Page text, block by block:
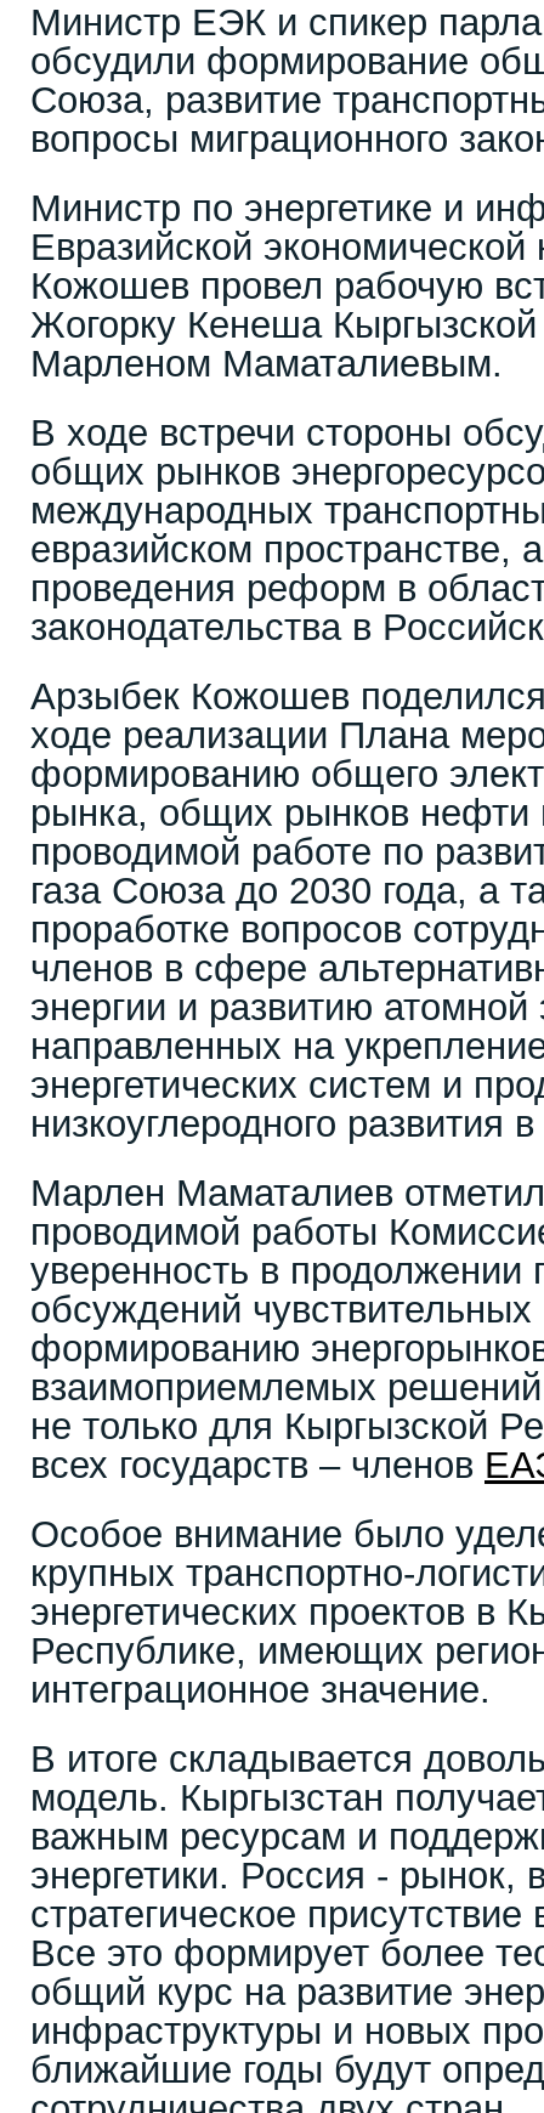
Министр ЕЭК и спикер
обсудили формирование
Союза, развитие
вопросы миграционного
Министр по энергетике и
Евразийской
Кожошев провел рабочую
Жогорку Кенеша
Марленом Маматалиевым.
В ходе встречи стороны
общих рынков
международных
евразийском пространстве,
проведения реформ в
законодательства в
Арзыбек Кожошев
ходе реализации Плана
формированию общего
рынка, общих рынков нефти
проводимой работе по
газа Союза до 2030 года, а
проработке вопросов
членов в сфере
энергии и развитию атомной
направленных на
энергетических систем и
низкоуглеродного развития
Марлен Маматалиев
проводимой работы
уверенность в продолжении
обсуждений
формированию
взаимоприемлемых
не только для Кыргызской
всех государств – членов
Особое внимание было
крупных транспортно-
энергетических проектов в
Республике, имеющих
интеграционное значение.
В итоге складывается
модель. Кыргызстан
важным ресурсам и
энергетики. Россия - рынок,
стратегическое
Все это формирует более
общий курс на развитие
инфраструктуры и новых
ближайшие годы будут